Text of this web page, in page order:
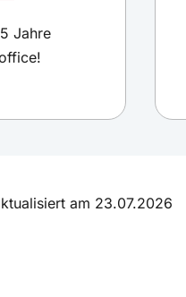
Jahre
am 23.07.2026